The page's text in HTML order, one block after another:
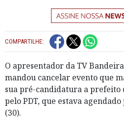
COMPARTILHE:
O apresentador da TV
mandou cancelar evento que
sua pré-candidatura a prefeito
pelo PDT, que estava
(30).